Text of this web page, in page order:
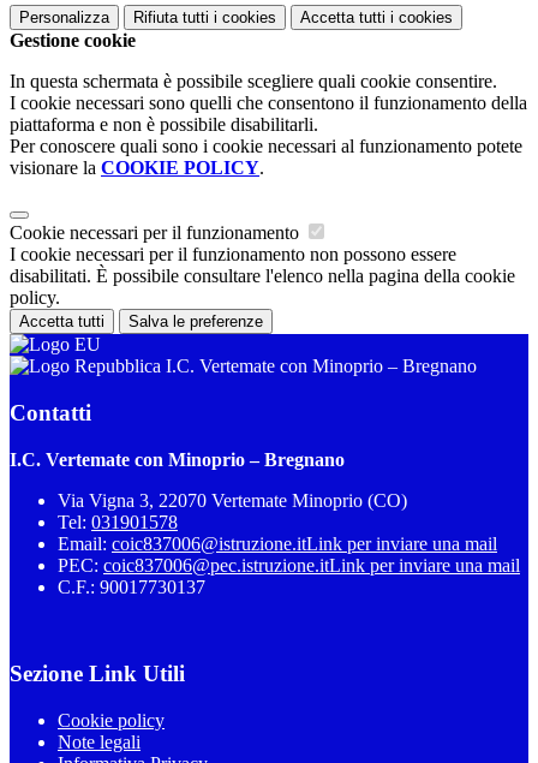
Personalizza Rifiuta tutti i cookies Accetta tutti i cookies
Gestione cookie
In questa schermata è possibile scegliere quali cookie consentire.
I cookie necessari sono quelli che consentono il funzionamento della
piattaforma e non è possibile disabilitarli.
Per conoscere quali sono i cookie necessari al funzionamento potete
visionare la COOKIE POLICY.
Cookie necessari per il funzionamento
I cookie necessari per il funzionamento non possono essere
disabilitati. È possibile consultare l'elenco nella pagina della cookie
policy.
Accetta tutti Salva le preferenze
I.C. Vertemate con Minoprio – Bregnano
Contatti
I.C. Vertemate con Minoprio – Bregnano
Via Vigna 3, 22070 Vertemate Minoprio (CO)
Tel: 031901578
Email: coic837006@istruzione.itLink per inviare una mail
PEC: coic837006@pec.istruzione.itLink per inviare una mail
C.F.: 90017730137
Sezione Link Utili
Cookie policy
Note legali